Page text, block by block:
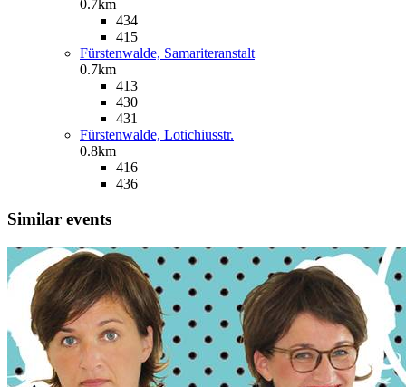
0.7km
434
415
Fürstenwalde, Samariteranstalt
0.7km
413
430
431
Fürstenwalde, Lotichiusstr.
0.8km
416
436
Similar events